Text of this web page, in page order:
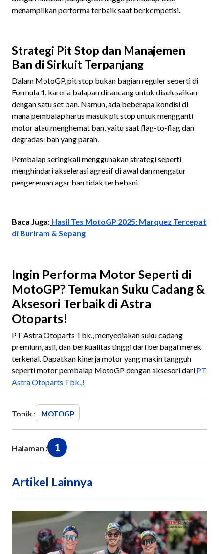
menampilkan performa terbaik saat berkompetisi.
Strategi Pit Stop dan Manajemen
Ban di Sirkuit Terpanjang
Dalam MotoGP, pit stop bukan bagian reguler seperti di
Formula 1, karena balapan dirancang untuk diselesaikan
dengan satu set ban. Namun, ada beberapa kondisi di
mana pembalap harus masuk pit stop untuk mengganti
motor atau menghemat ban, yaitu saat flag-to-flag dan
degradasi ban yang parah.
Pembalap seringkali menggunakan strategi seperti
menghindari akselerasi agresif di awal dan mengatur
pengereman agar ban tidak terbebani.
Baca Juga: Hasil Tes MotoGP 2025: Marquez Tercepat
di Buriram & Sepang
Ingin Performa Motor Seperti di
MotoGP? Temukan Suku Cadang &
Aksesori Terbaik di Astra
Otoparts!
PT Astra Otoparts Tbk., menyediakan suku cadang
premium, asli, dan berkualitas tinggi dari berbagai merek
terkenal. Dapatkan kinerja motor yang makin tangguh
seperti motor pembalap MotoGP dengan aksesori dari PT
Astra Otoparts Tbk.,!
Topik : MOTOGP
Halaman : 1
Artikel Lainnya